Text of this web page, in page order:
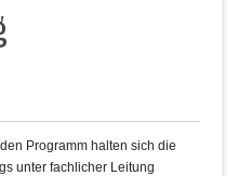
Programm halten sich die
unter fachlicher Leitung